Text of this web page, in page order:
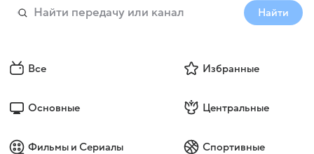
Найти
Все Избранные
Основные Центральные
Фильмы и Сериалы Спортивные